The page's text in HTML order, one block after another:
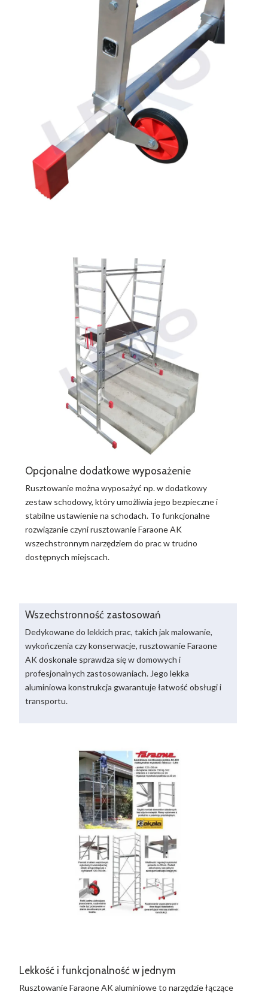
Opcjonalne dodatkowe wyposażenie
Rusztowanie można wyposażyć np. w dodatkowy
zestaw schodowy, który umożliwia jego bezpieczne i
stabilne ustawienie na schodach. To funkcjonalne
rozwiązanie czyni rusztowanie Faraone AK
wszechstronnym narzędziem do prac w trudno
dostępnych miejscach.
Wszechstronność zastosowań
Dedykowane do lekkich prac, takich jak malowanie,
wykończenia czy konserwacje, rusztowanie Faraone
AK doskonale sprawdza się w domowych i
profesjonalnych zastosowaniach. Jego lekka
aluminiowa konstrukcja gwarantuje łatwość obsługi i
transportu.
Lekkość i funkcjonalność w jednym
Rusztowanie Faraone AK aluminiowe to narzędzie łączące